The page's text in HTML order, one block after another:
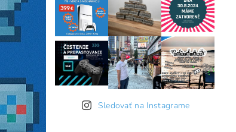
Sledovať na Instagrame